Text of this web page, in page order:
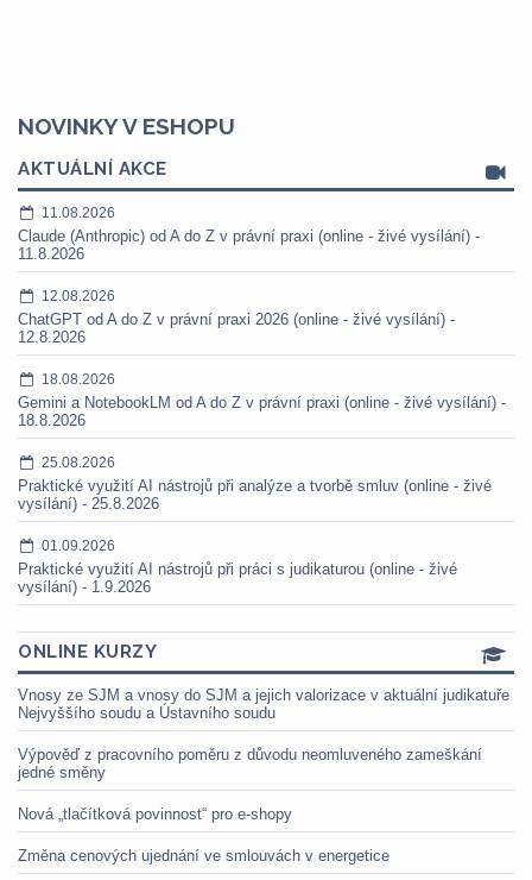
NOVINKY V ESHOPU
AKTUÁLNÍ AKCE
11.08.2026
Claude (Anthropic) od A do Z v právní praxi (online - živé vysílání) -
11.8.2026
12.08.2026
ChatGPT od A do Z v právní praxi 2026 (online - živé vysílání) -
12.8.2026
18.08.2026
Gemini a NotebookLM od A do Z v právní praxi (online - živé vysílání) -
18.8.2026
25.08.2026
Praktické využití AI nástrojů při analýze a tvorbě smluv (online - živé
vysílání) - 25.8.2026
01.09.2026
Praktické využití AI nástrojů při práci s judikaturou (online - živé
vysílání) - 1.9.2026
ONLINE KURZY
Vnosy ze SJM a vnosy do SJM a jejich valorizace v aktuální judikatuře
Nejvyššího soudu a Ústavního soudu
Výpověď z pracovního poměru z důvodu neomluveného zameškání
jedné směny
Nová „tlačítková povinnost“ pro e-shopy
Změna cenových ujednání ve smlouvách v energetice